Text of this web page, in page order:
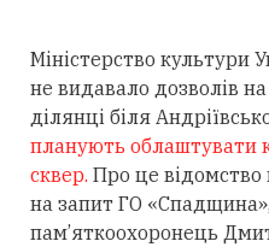
Міністерство культури
не видавало дозволів
ділянці біля
планують облаштувати
сквер. Про це відомство
на запит ГО «Спадщина»,
пам’яткоохоронець